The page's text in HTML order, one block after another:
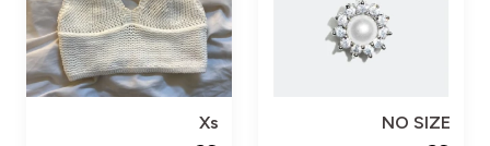
Xs
NO SIZE